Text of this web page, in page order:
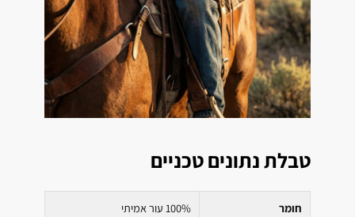
טבלת נתונים טכניים
חומר 100% עור אמיתי